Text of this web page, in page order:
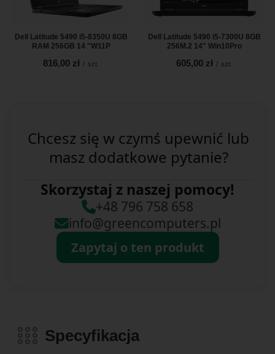
Dell Latitude 5490 i5-8350U 8GB
RAM 256GB 14 "W11P
816,00 zł / szt.
Dell Latitude 5490 i5-7300U 8GB
256M.2 14" Win10Pro
605,00 zł / szt.
Chcesz się w czymś upewnić lub
masz dodatkowe pytanie?
Skorzystaj z naszej pomocy!
+48 796 758 658
info@greencomputers.pl
Zapytaj o ten produkt
Specyfikacja